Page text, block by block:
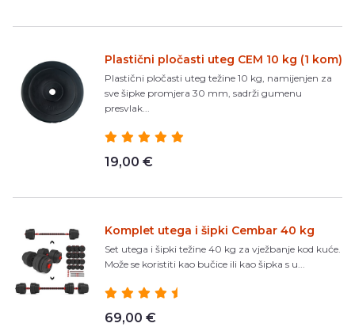
Plastični pločasti uteg CEM 10 kg (1 kom)
Plastični pločasti uteg težine 10 kg, namijenjen za
sve šipke promjera 30 mm, sadrži gumenu
presvlak...
19,00 €
Komplet utega i šipki Cembar 40 kg
Set utega i šipki težine 40 kg za vježbanje kod kuće.
Može se koristiti kao bučice ili kao šipka s u...
69,00 €